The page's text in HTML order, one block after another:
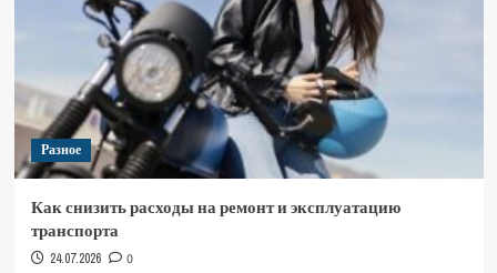
Разное
Как снизить расходы на ремонт и эксплуатацию
транспорта
24.07.2026 0